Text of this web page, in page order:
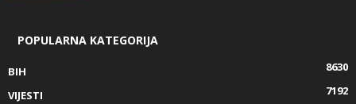
POPULARNA KATEGORIJA
BIH
8630
VIJESTI
7192